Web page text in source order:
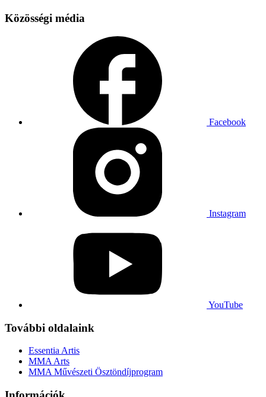
Közösségi média
Facebook
Instagram
YouTube
További oldalaink
Essentia Artis
MMA Arts
MMA Művészeti Ösztöndíjprogram